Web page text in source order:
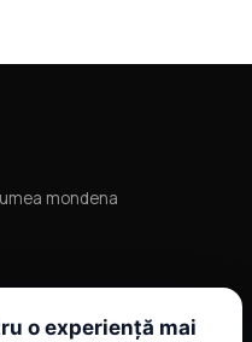
mondena
o experiență mai